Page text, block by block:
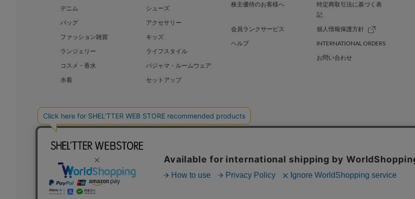
デニム
シューズ
バッグ
アクセサリー
ファッション雑貨
キッズ
ランジェリー
ライフスタイル
コスメ・香水
パジャマ・ルームウェア
水着
セットアップ
株主優待のお客様へ
特定商取引法に基づく表
記
会員ランクサービス
個人情報保護方針
ヘルプ
INTERNATIONAL ORDERS
お問い合わせ
BAROQUE JAPAN LIMITED SHEL’TTER GREEN 採用情報
COPYRIGHT © BAROQUE JAPAN LIMITED ALL RIGHTS RESERVED.